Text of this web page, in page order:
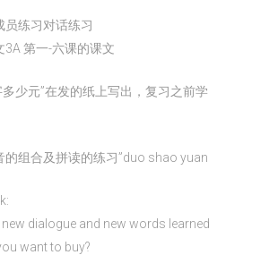
员练习对话练习
3A 第一-六课的课文
少元”在发的纸上写出，复习之前学
的组合及拼读的练习”duo shao yuan
dialogue and new words learned
want to buy?